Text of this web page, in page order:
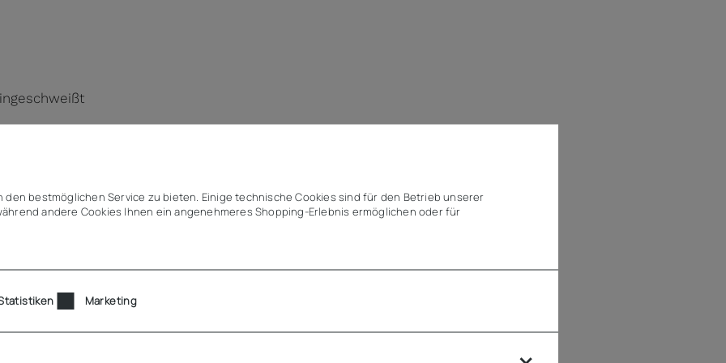
Schaltelement
>>
den bestmöglichen Service zu bieten. Einige technische Cookies sind für den Betrieb unserer
andere Cookies Ihnen ein angenehmeres Shopping-Erlebnis ermöglichen oder für
Marketing